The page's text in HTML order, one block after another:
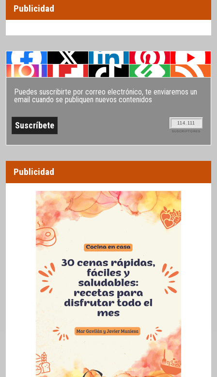
Publicidad
Puedes suscribirte por correo electrónico, te enviaremos un
email cuando se publiquen nuevos contenidos
114.111
SUSCRIPTORES
Publicidad